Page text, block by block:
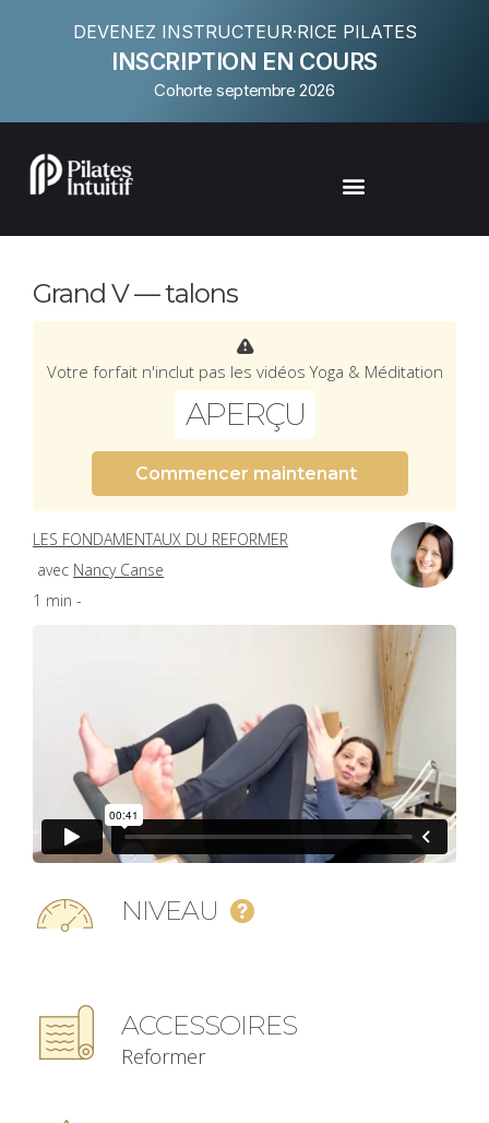
DEVENEZ INSTRUCTEUR·RICE PILATES
INSCRIPTION EN COURS
Cohorte septembre 2026
Grand V — talons
Votre forfait n'inclut pas les vidéos Yoga & Méditation
APERÇU
Commencer maintenant
LES FONDAMENTAUX DU REFORMER
avec Nancy Canse
1 min -
NIVEAU
ACCESSOIRES
Reformer